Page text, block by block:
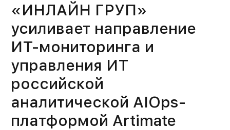
«ИНЛАЙН ГРУП»
усиливает направление
ИТ-мониторинга и
управления ИТ
российской
аналитической AIOps-
платформой Artimate